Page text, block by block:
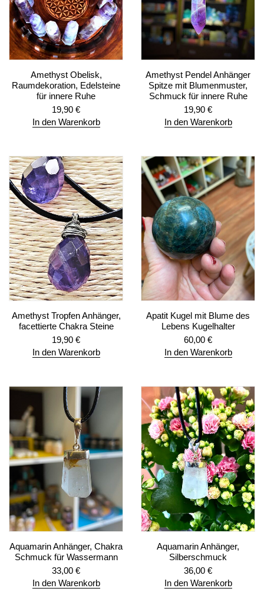
Amethyst Obelisk,
Raumdekoration, Edelsteine
für innere Ruhe
19,90 €
In den Warenkorb
Amethyst Pendel Anhänger
Spitze mit Blumenmuster,
Schmuck für innere Ruhe
19,90 €
In den Warenkorb
Amethyst Tropfen Anhänger,
facettierte Chakra Steine
19,90 €
In den Warenkorb
Apatit Kugel mit Blume des
Lebens Kugelhalter
60,00 €
In den Warenkorb
Aquamarin Anhänger, Chakra
Schmuck für Wassermann
33,00 €
In den Warenkorb
Aquamarin Anhänger,
Silberschmuck
36,00 €
In den Warenkorb